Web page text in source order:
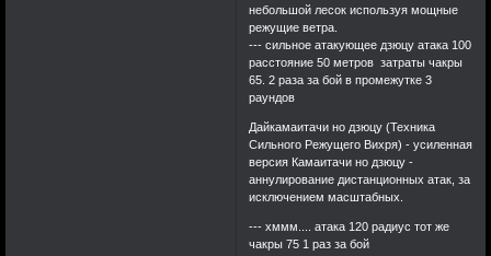
небольшой лесок используя мощные
режущие ветра.
--- сильное атакующее дзюцу атака 100
расстояние 50 метров затраты чакры
65. 2 раза за бой в промежутке 3
раундов
Дайкамаитачи но дзюцу (Техника
Сильного Режущего Вихря) - усиленная
версия Камаитачи но дзюцу -
аннулирование дистанционных атак, за
исключением масштабных.
--- хммм.... атака 120 радиус тот же
чакры 75 1 раз за бой